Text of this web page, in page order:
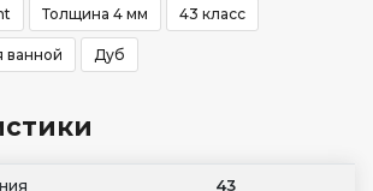
Толщина 4 мм 43 класс
ванной Дуб
43